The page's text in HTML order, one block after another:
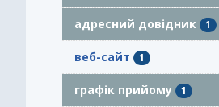
адресний довідник 1
веб-сайт 1
графік прийому 1